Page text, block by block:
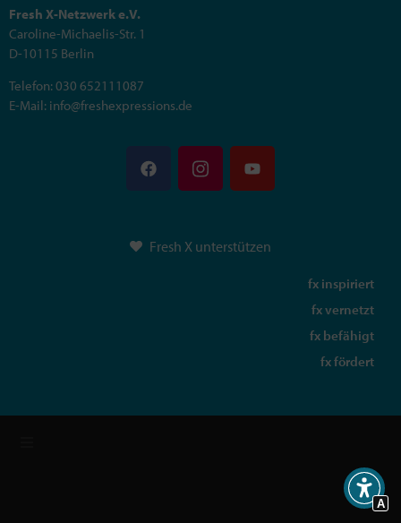
Fresh X-Netzwerk e.V.
Caroline-Michaelis-Str. 1
D-10115 Berlin
Telefon: 030 652111087
E-Mail: info@freshexpressions.de
Fresh X unterstützen
fx inspiriert
fx vernetzt
fx befähigt
fx fördert
A